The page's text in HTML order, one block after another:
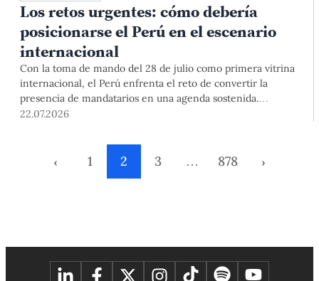
Los retos urgentes: cómo debería
posicionarse el Perú en el escenario
internacional
Con la toma de mando del 28 de julio como primera vitrina
internacional, el Perú enfrenta el reto de convertir la
presencia de mandatarios en una agenda sostenida.
Especialistas PUCP plantean superar la reacción coyuntural,
cooperación y capacidad de liderazgo regional.
22.07.2026
‹ 1 2 3 … 878 ›